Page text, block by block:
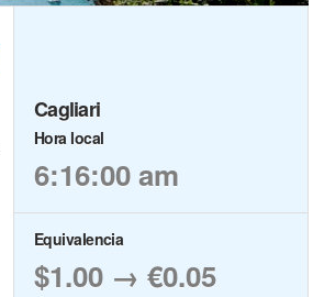
Cagliari
Hora local
6:16:00 am
Equivalencia
$1.00 → €0.05